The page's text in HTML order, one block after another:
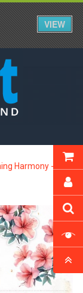
Harmony - Mini
VIEW